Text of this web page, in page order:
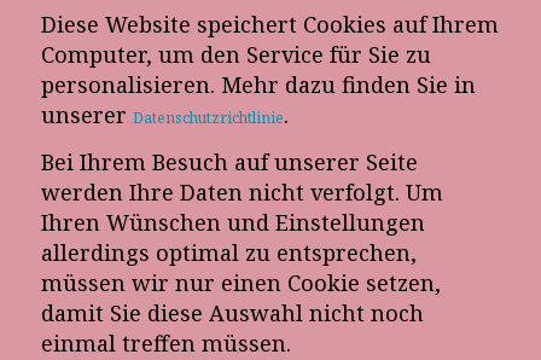
Diese Website speichert Cookies auf Ihrem
Computer, um den Service für Sie zu
personalisieren. Mehr dazu finden Sie in
unserer Datenschutzrichtlinie.
Bei Ihrem Besuch auf unserer Seite
werden Ihre Daten nicht verfolgt. Um
Ihren Wünschen und Einstellungen
allerdings optimal zu entsprechen,
müssen wir nur einen Cookie setzen,
damit Sie diese Auswahl nicht noch
einmal treffen müssen.
E-Mail-Newsletter
Telefon-Termin
EXPERTENPANEL: WAS SOLLTE